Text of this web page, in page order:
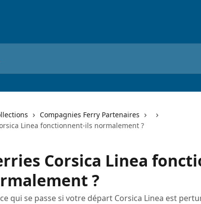
Compagnies Ferry Partenaires
Linea fonctionnent-ils normalement ?
Corsica Linea
?
qui se passe si votre départ Corsica Linea est